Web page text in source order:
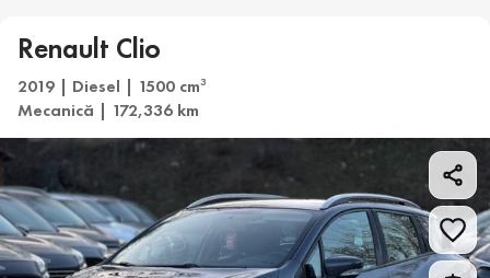
Renault Clio
2019 | Diesel | 1500 cm3
Mecanică | 172,336 km